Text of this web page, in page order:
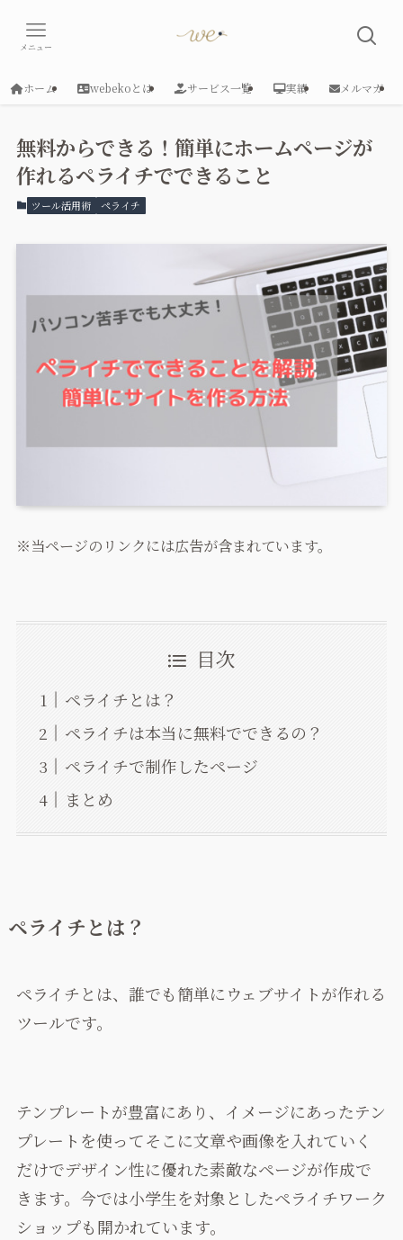
メニュー
ホーム webekoとは サービス一覧 実績 メルマガ
無料からできる！簡単にホームページが
作れるペライチでできること
ツール活用術 ペライチ
※当ページのリンクには広告が含まれています。
目次
ペライチとは？
ペライチは本当に無料でできるの？
ペライチで制作したページ
まとめ
ペライチとは？
ペライチとは、誰でも簡単にウェブサイトが作れる
ツールです。
テンプレートが豊富にあり、イメージにあったテン
プレートを使ってそこに文章や画像を入れていく
だけでデザイン性に優れた素敵なページが作成で
きます。今では小学生を対象としたペライチワーク
ショップも開かれています。